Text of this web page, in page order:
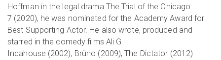
Hoffman in the legal drama The Trial of the Chicago
7 (2020), he was nominated for the Academy Award for
Best Supporting Actor. He also wrote, produced and
starred in the comedy films Ali G
Indahouse (2002), Brüno (2009), The Dictator (2012)